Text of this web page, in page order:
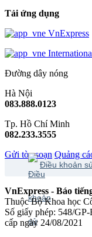
Tải ứng dụng
VnExpress
Đường dây nóng
Hà Nội
083.888.0123
Tp. Hồ Chí Minh
082.233.3555
Gửi tòa soạn Quảng
Điều khoản
VnExpress - Báo
Thuộc Bộ Khoa học
Số giấy phép: 548/
cấp ngày 24/08/2021